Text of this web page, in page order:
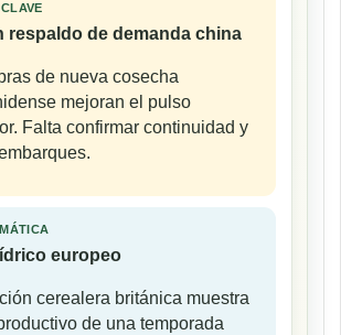
respaldo de demanda china
de nueva cosecha
mejoran el pulso
Falta confirmar continuidad y
europeo
cerealera británica muestra
de una temporada